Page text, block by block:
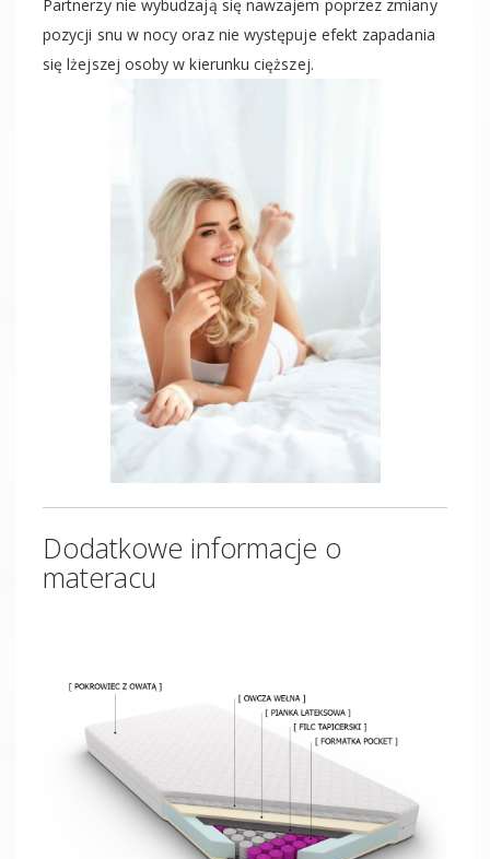
Partnerzy nie wybudzają się nawzajem poprzez zmiany
pozycji snu w nocy oraz nie występuje efekt zapadania
się lżejszej osoby w kierunku cięższej.
Dodatkowe informacje o
materacu